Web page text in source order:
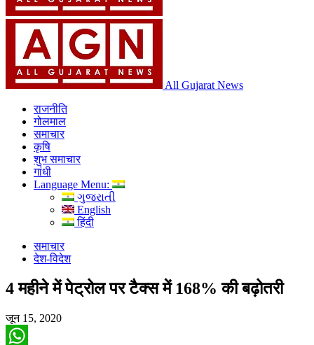
All Gujarat News
राजनीति
गोलमाल
समाचार
कृषि
शुभ समाचार
गांधी
Language Menu:
ગુજરાતી
English
हिंदी
समाचार
देश-विदेश
4 महीने में पेट्रोल पर टैक्स में 168% की बढ़ोतरी
जून 15, 2020